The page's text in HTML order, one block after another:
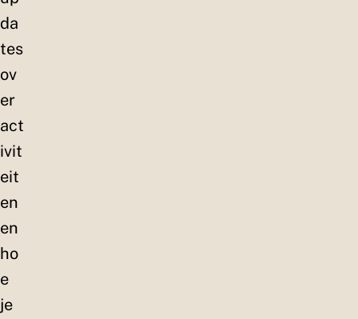
da
tes
ov
er
act
ivit
eit
en
en
ho
e
je